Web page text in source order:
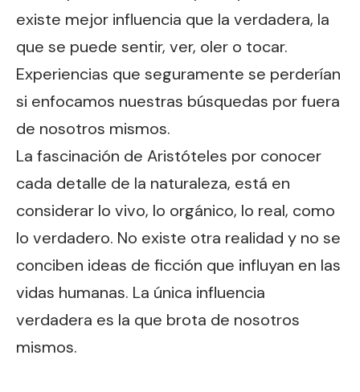
existe mejor influencia que la verdadera, la
que se puede sentir, ver, oler o tocar.
Experiencias que seguramente se perderían
si enfocamos nuestras búsquedas por fuera
de nosotros mismos.
La fascinación de Aristóteles por conocer
cada detalle de la naturaleza, está en
considerar lo vivo, lo orgánico, lo real, como
lo verdadero. No existe otra realidad y no se
conciben ideas de ficción que influyan en las
vidas humanas. La única influencia
verdadera es la que brota de nosotros
mismos.